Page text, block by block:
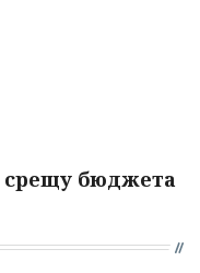
срещу бюджета